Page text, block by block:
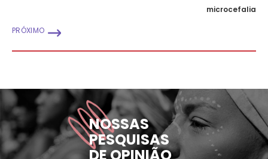
microcefalia
PRÓXIMO
NOSSAS
PESQUISAS